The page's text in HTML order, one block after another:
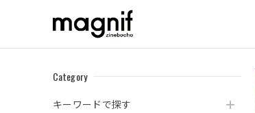
Category
キーワードで探す